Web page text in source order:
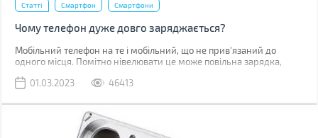
Статті Смартфон Смартфони
Чому телефон дуже довго заряджається?
Мобільний телефон на те і мобільний, що не прив'язаний до
одного місця. Помітно нівелювати це може повільна зарядка,
01.03.2023
46413